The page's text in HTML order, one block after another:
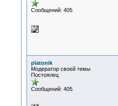
Сообщений: 405
platonik
Модератор своей темы
Постоялец
Сообщений: 405